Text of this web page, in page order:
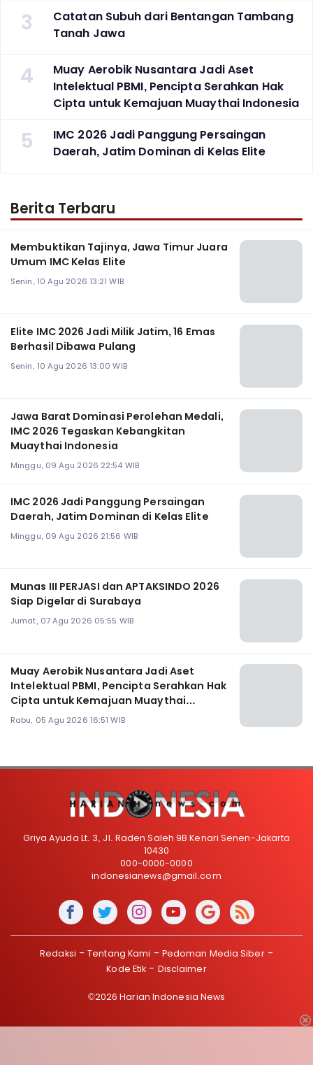
3
Catatan Subuh dari Bentangan Tambang
Tanah Jawa
4
Muay Aerobik Nusantara Jadi Aset
Intelektual PBMI, Pencipta Serahkan Hak
Cipta untuk Kemajuan Muaythai Indonesia
5
‎IMC 2026 Jadi Panggung Persaingan
Daerah, Jatim Dominan di Kelas Elite
Berita Terbaru
Membuktikan Tajinya, Jawa Timur Juara
Umum IMC Kelas Elite
Senin, 10 Agu 2026 13:21 WIB
Elite IMC 2026 Jadi Milik Jatim, 16 Emas
Berhasil Dibawa Pulang
Senin, 10 Agu 2026 13:00 WIB
Jawa Barat Dominasi Perolehan Medali,
IMC 2026 Tegaskan Kebangkitan
Muaythai Indonesia
Minggu, 09 Agu 2026 22:54 WIB
‎IMC 2026 Jadi Panggung Persaingan
Daerah, Jatim Dominan di Kelas Elite
Minggu, 09 Agu 2026 21:56 WIB
Munas III PERJASI dan APTAKSINDO 2026
Siap Digelar di Surabaya
Jumat, 07 Agu 2026 05:55 WIB
Muay Aerobik Nusantara Jadi Aset
Intelektual PBMI, Pencipta Serahkan Hak
Cipta untuk Kemajuan Muaythai
Indonesia
Rabu, 05 Agu 2026 16:51 WIB
Griya Ayuda Lt. 3, Jl. Raden Saleh 9B Kenari Senen-Jakarta
10430
000-0000-0000
indonesianews@gmail.com
Redaksi Tentang Kami
Pedoman Media Siber
Kode Etik
Disclaimer
©2026 Harian Indonesia News